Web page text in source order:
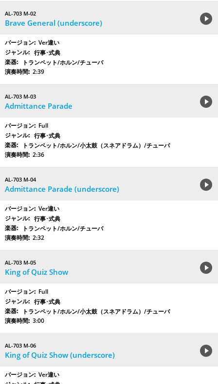
AL-703 M-02
Brave General (underscore)
Ver違い
行事･式典
トランペット/ホルン/チューバ
2:39
AL-703 M-03
Admittance Parade
Full
行事･式典
トランペット/ホルン/小太鼓（スネアドラム）/チューバ
2:36
AL-703 M-04
Admittance Parade (underscore)
Ver違い
行事･式典
トランペット/ホルン/チューバ
2:32
AL-703 M-05
King of Quiz Show
Full
行事･式典
トランペット/ホルン/小太鼓（スネアドラム）/チューバ
3:00
AL-703 M-06
King of Quiz Show (underscore)
Ver違い